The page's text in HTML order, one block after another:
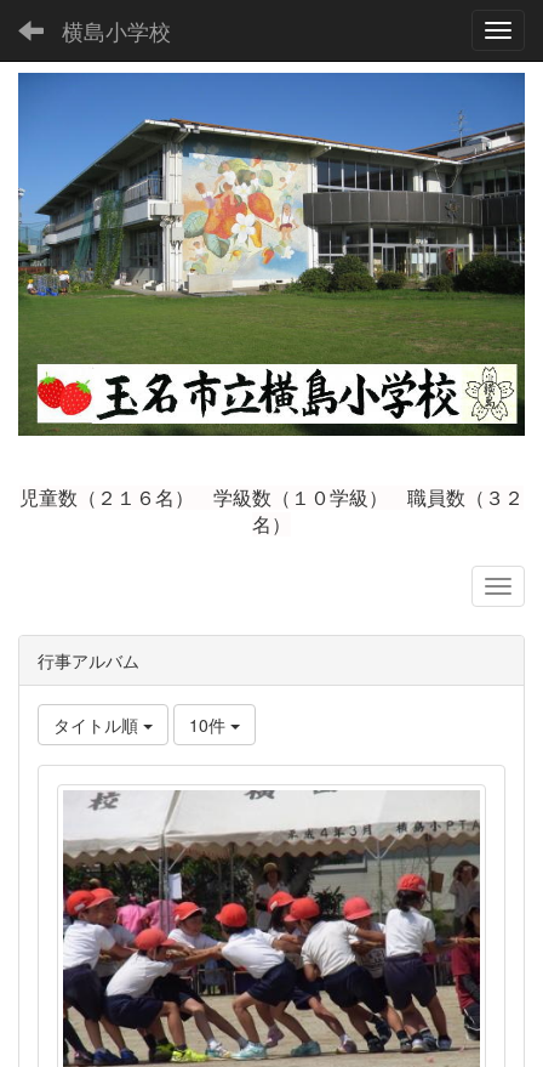
横島小学校
児童数（２１６名） 学級数（１０学級） 職員数（３２
名）
行事アルバム
タイトル順 10件